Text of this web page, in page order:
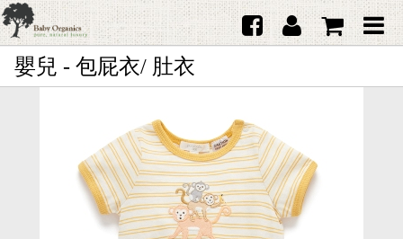
首頁
日本品牌育兒配件
韓國Merebe寶寶配件
嬰兒 - 包屁衣/ 肚衣